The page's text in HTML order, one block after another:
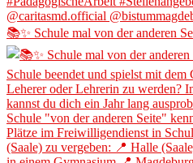
📚✨ Schule mal von der anderen